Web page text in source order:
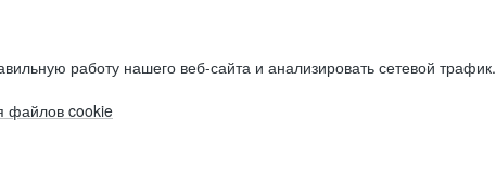
работу нашего веб-сайта и анализировать сетевой трафик.
файлов cookie